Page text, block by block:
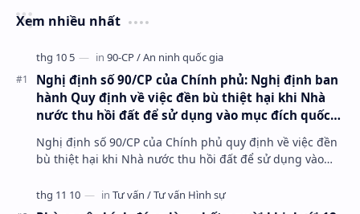
Xem nhiều nhất
Nghị định số 90/CP của Chính phủ: Nghị định ban
hành Quy định về việc đền bù thiệt hại khi Nhà
nước thu hồi đất để sử dụng vào mục đích quốc
Nghị định số 90/CP của Chính phủ quy định về việc đền
bù thiệt hại khi Nhà nước thu hồi đất để sử dụng vào